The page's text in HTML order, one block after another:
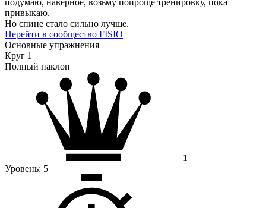
подумаю, наверное, возьму попроще тренировку, пока
привыкаю.
Но спине стало сильно лучше.
Перейти в сообщество FISIO
Основные упражнения
Круг 1
Полный наклон
1
Уровень: 5